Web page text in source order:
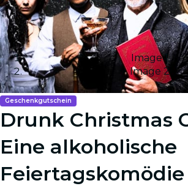
Image 1
Image 2
Geschenkgutschein
Drunk Christmas
Eine alkoholische
Feiertagskomödie